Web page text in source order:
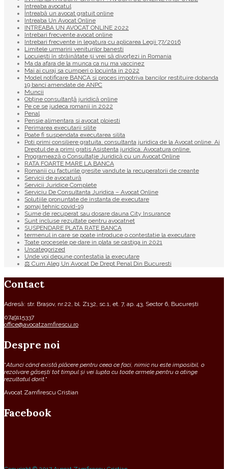
Intreaba avocatul
Întreabă un avocat gratuit online
Intreaba Un Avocat Online
INTREABA UN AVOCAT ONLINE 2022
Intrebari frecvente avocat online
Intrebari frecvente in legatura cu aplicarea Legii 77/2016
Limitele urmaririi veniturilor banesti
Locuiești în străinătate și vrei să divorțezi in Romania
Ma da afara de la munca ca nu ma vaccinez
Mai ai curaj sa cumperi o locuinta in 2022
Model notificare BANCA si proces impotriva bancilor restituire dobanda
19 banci amendate de ANPC
Muncii
Obține consultanță juridică online
Pe ce se judeca romanii in 2022
Penal
Pensie alimentara si avocat ploiesti
Perimarea executarii silite
Poate fi suspendata executarea silita
Poti primi consiliere gratuita, consultanta juridica de la Avocat online. Ai
Dreptul de a primi gratis Asistenta juridica. Avocatura online.
Programează o Consultație Juridică cu un Avocat Online
RATA FOARTE MARE LA BANCA
Romanii cu facturile gresite vandute la recuperatorii de creante
Servicii de avocatură
Servicii Juridice Complete
Serviciu De Consultanta Juridica – Avocat Online
Solutiile pronuntate de instanta de executare
somaj tehnic covid-19
Sume de recuperat sau dosare dauna City Insurance
Sunt incluse rezultate pentru avocatnet
SUSPENDARE PLATA RATE BANCA
termenul in care se poate introduce o contestatie la executare
Toate procesele pe dare in plata se castiga in 2021
Uncategorized
Unde voi depune contestatia la executare
⚖ Cum Aleg Un Avocat De Drept Penal Din Bucuresti
Contact
Adresă: str. Brașov, nr.22, bl. Z132, sc.1, et. 7, ap. 43, Sector 6, București
0749115337
office@avocatzamfirescu.ro
Despre noi
“Atunci când există plăcere pentru ceea ce faci, nimic nu este imposibil, o
rezolvare găsești tot timpul și vei lupta cu toate armele pentru a atinge
rezultatul dorit.“
Avocat Zamfirescu Cristian
Facebook